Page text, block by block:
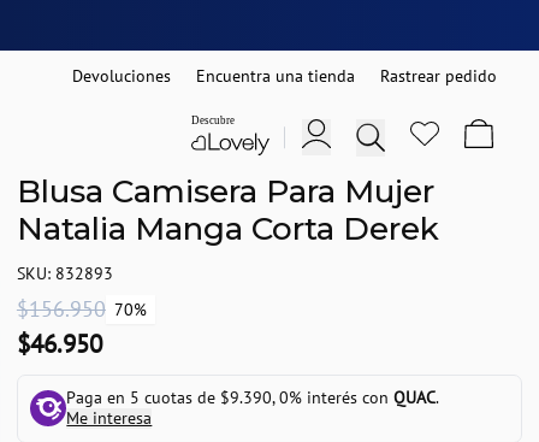
Devoluciones Encuentra una tienda Rastrear pedido
Blusa Camisera Para Mujer
Natalia Manga Corta Derek
SKU: 832893
$156.950 70%
$46.950
Paga en 5 cuotas de $9.390, 0% interés conQUAC.
Me interesa